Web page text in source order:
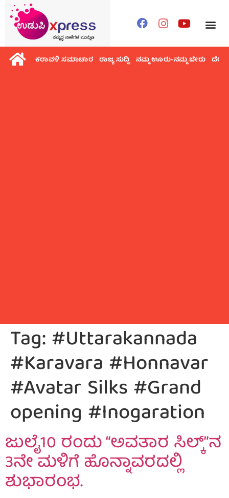
ಕರಾವಳಿ ಸಮಾಚಾರ ರಾಜ್ಯ ಸುದ್ದಿ ನಮ್ಮ ಊರು-ನಮ್ಮ ಬೇರು ದೇಶ
Tag:#Uttarakannada
#Karavara #Honnavar
#Avatar Silks #Grand
opening #Inogaration
ಜುಲೈ10 ರಂದು “ಅವತಾರ ಸಿಲ್ಕ್”ನ
3ನೇ ಮಳಿಗೆ ಹೊನ್ನಾವರದಲ್ಲಿ
ಶುಭಾರಂಭ.